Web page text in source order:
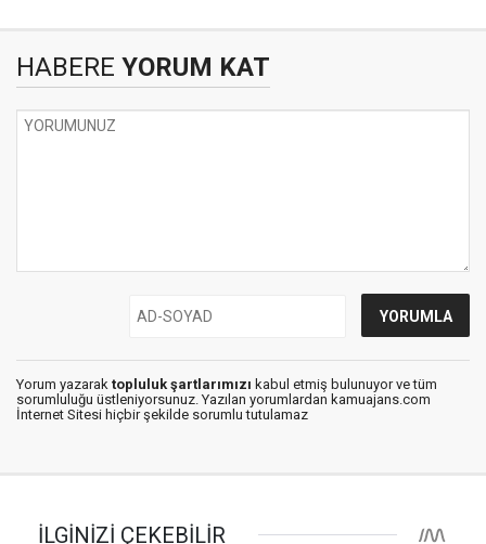
HABERE YORUM KAT
Yorum yazarak topluluk şartlarımızı kabul etmiş bulunuyor ve tüm
sorumluluğu üstleniyorsunuz. Yazılan yorumlardan kamuajans.com
İnternet Sitesi hiçbir şekilde sorumlu tutulamaz